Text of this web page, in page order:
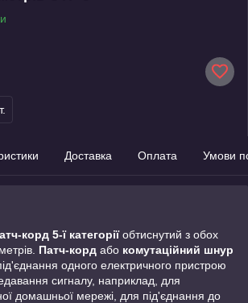
Доставка Оплата Умови
корд 5-ї категоріїобтиснутий з обох
Патч-корд або комутаційний шнур
одного електричного пристрою
сигналу, наприклад, для
домашньої мережі, для під'єднання до